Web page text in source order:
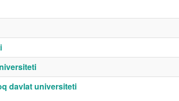
davlat universiteti